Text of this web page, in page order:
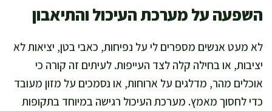
השפעה על מערכת העיכול והתיאבון
לא מעט אנשים מספרים לי על נפיחות, כאבי בטן, יציאות לא
יציבות, או בחילה קלה לצד העייפות. לעיתים זה קורה כי
אוכלים מהר, מדלגים על ארוחות, או נסמכים על מזון מעובד
כדי לחסוך מאמץ. מערכת העיכול רגישה במיוחד בתקופות